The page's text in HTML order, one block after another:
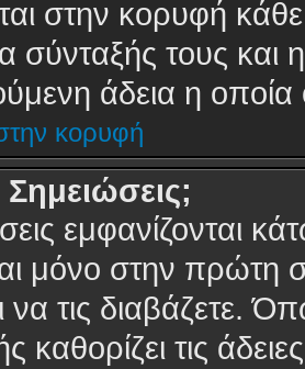
στην κορυφή
σύνταξής τους και
άδεια η οποία
κορυφή
Σημειώσεις;
εμφανίζονται
μόνο στην πρώτη
να τις διαβάζετε.
καθορίζει τις